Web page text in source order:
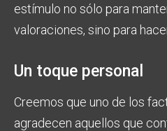
estímulo no sólo para
valoraciones, sino para
Un toque personal
Creemos que uno de los
agradecen aquellos que